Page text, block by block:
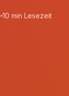
10 min Lesezeit